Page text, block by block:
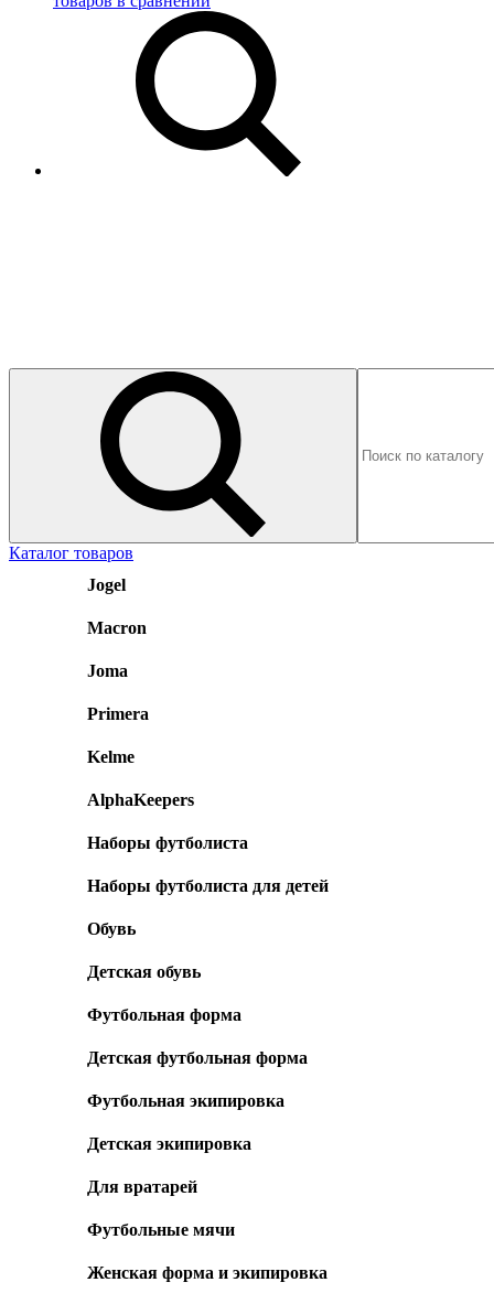
Каталог товаров
Jogel
Macron
Joma
Primera
Kelme
AlphaKeepers
Наборы футболиста
Наборы футболиста для детей
Обувь
Детская обувь
Футбольная форма
Детская футбольная форма
Футбольная экипировка
Детская экипировка
Для вратарей
Футбольные мячи
Женская форма и экипировка